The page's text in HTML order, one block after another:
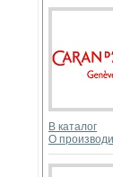
В каталог
О